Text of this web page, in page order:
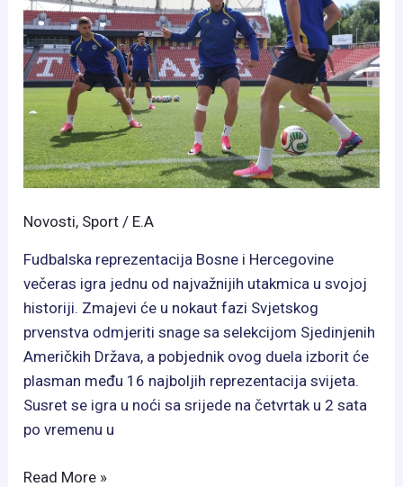
BiH
Novosti, Sport / E.A
Fudbalska reprezentacija Bosne i Hercegovine
večeras igra jednu od najvažnijih utakmica u svojoj
historiji. Zmajevi će u nokaut fazi Svjetskog
prvenstva odmjeriti snage sa selekcijom Sjedinjenih
Američkih Država, a pobjednik ovog duela izborit će
plasman među 16 najboljih reprezentacija svijeta.
Susret se igra u noći sa srijede na četvrtak u 2 sata
po vremenu u
BiH
Read More »